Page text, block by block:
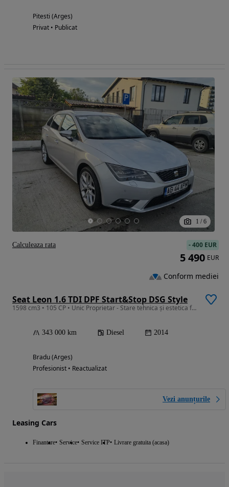
Pitesti (Arges)
Privat • Publicat
1 / 6
Seat Leon 1.6 TDI DPF Start&Stop DSG Style
1598 cm3 • 105 CP • Unic Proprietar - Stare tehnica și estetica foarte bună
343 000 km Diesel 2014
Bradu (Arges)
Profesionist • Reactualizat
Vezi anunțurile
Leasing Cars
Finantare Service Service ITP Livrare gratuita (acasa)
-400 EUR
5 490 EUR
Conform mediei
Calculeaza rata